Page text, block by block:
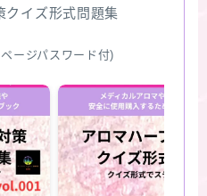
クイズ形式問題集
ージパスワード付)